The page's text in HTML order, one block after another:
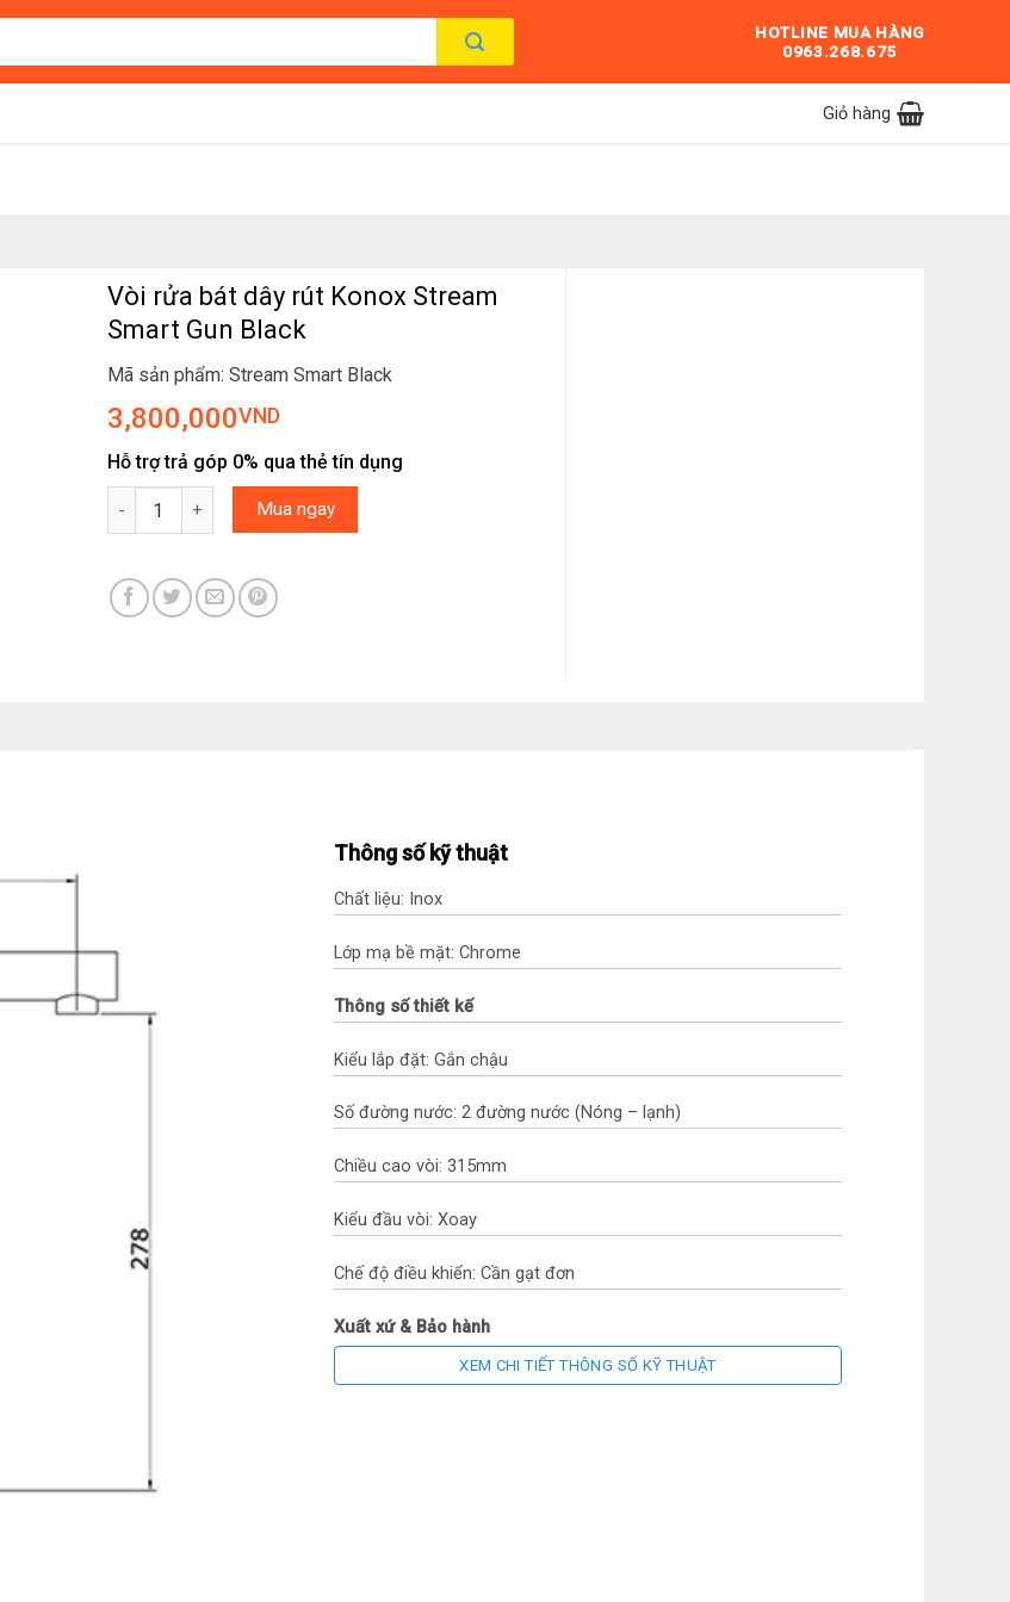
HOTLINE MUA HÀNG
0963.268.675
Giỏ hàng
Vòi rửa bát dây rút Konox Stream
Smart Gun Black
Mã sản phẩm: Stream Smart Black
3,800,000VND
Hỗ trợ trả góp 0% qua thẻ tín dụng
Vòi rửa bát dây rút Konox Stream Smart Gun Black số lượng
Mua ngay
Thông số kỹ thuật
Chất liệu: Inox
Lớp mạ bề mặt: Chrome
Thông số thiết kế
Kiểu lắp đặt: Gắn chậu
Số đường nước: 2 đường nước (Nóng – lạnh)
Chiều cao vòi: 315mm
Kiểu đầu vòi: Xoay
Chế độ điều khiển: Cần gạt đơn
Xuất xứ & Bảo hành
Thương hiệu: Konox
XEM CHI TIẾT THÔNG SỐ KỸ THUẬT